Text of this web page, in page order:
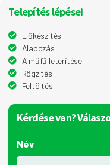
Telepítés lépései
Előkészítés
Alapozás
A műfű leterítése
Rögzítés
Feltöltés
Kérdése van?
Név